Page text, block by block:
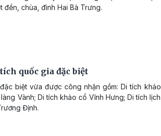
đền, chùa, đình Hai Bà Trưng.
quốc gia đặc biệt
biệt vừa được công nhận gồm: Di tích khảo
Vành; Di tích khảo cổ Vĩnh Hưng; Di tích lịch
Định.